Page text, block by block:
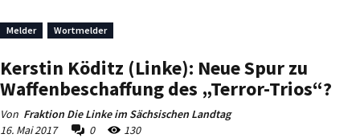
Melder Wortmelder
Kerstin Köditz (Linke): Neue Spur zu
Waffenbeschaffung des „Terror-Trios“?
Von Fraktion Die Linke im Sächsischen Landtag
16. Mai 2017
0 130